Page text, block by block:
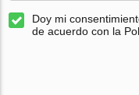
Doy mi
de acuerdo con la